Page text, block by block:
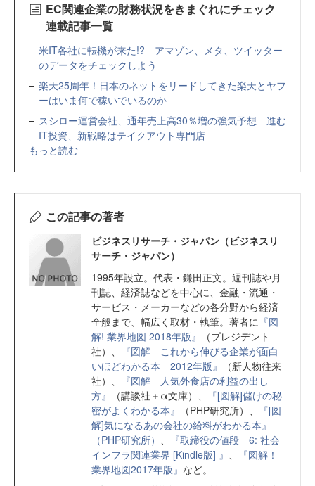
EC関連企業の財務状況をきまぐれにチェック
連載記事一覧
米IT各社に転機が来た!? アマゾン、メタ、ツイッター
のデータをチェックしよう
楽天25周年！日本のネットをリードしてきた楽天とヤフ
ーはいま何で稼いでいるのか
スシロー運営会社、通年売上高30％増の強気予想 進む
IT投資、新戦略はテイクアウト専門店
もっと読む
この記事の著者
ビジネスリサーチ・ジャパン（ビジネスリ
サーチ・ジャパン）
1995年設立。代表・鎌田正文。週刊誌や月
刊誌、経済誌などを中心に、金融・流通・
サービス・メーカーなどの各分野から経済
全般まで、幅広く取材・執筆。著者に 『図
解! 業界地図 2018年版』
（プレジデント
社）、
『図解 これから伸びる企業が面白
いほどわかる本 2012年版』
（新人物往来
社）、
『図解 人気外食店の利益の出し
方』
（講談社＋α文庫）、
『[図解]儲けの秘
密がよくわかる本』
（PHP研究所）、
『[図
解]気になるあの会社の給料がわかる本』
（PHP研究所） 、
『取締役の値段 6: 社会
インフラ関連業界 [Kindle版] 』 、
『図解！
業界地図2017年版』 など。